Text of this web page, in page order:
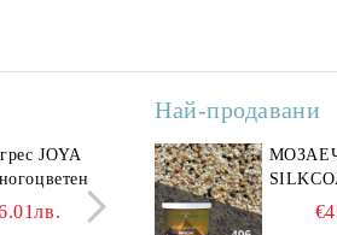
JOYA
Полиран
SAVONA
светло сив
€22.50
Най-продавани